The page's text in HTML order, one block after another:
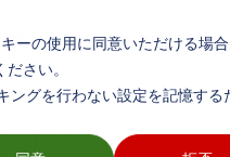
ーの使用に同意いただける場
さい。
グを行わない設定を記憶する
報 国勢調査 保守サービ
イン